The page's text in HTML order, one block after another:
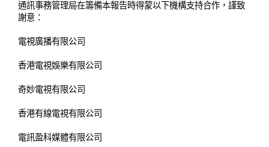
通訊事務管理局在籌備本報告時得蒙以下機構支持合作，謹致
謝意：
電視廣播有限公司
香港電視娛樂有限公司
奇妙電視有限公司
香港有線電視有限公司
電訊盈科媒體有限公司